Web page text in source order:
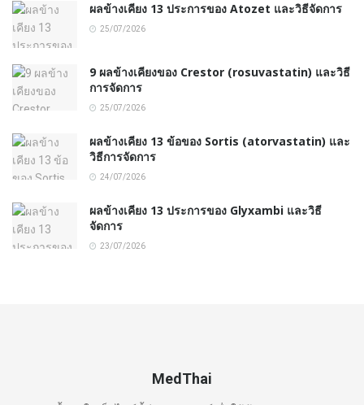
ผลข้างเคียง 13 ประการของ Atozet และวิธีจัดการ
25/07/2026
9 ผลข้างเคียงของ Crestor (rosuvastatin) และวิธี
การจัดการ
25/07/2026
ผลข้างเคียง 13 ข้อของ Sortis (atorvastatin) และ
วิธีการจัดการ
24/07/2026
ผลข้างเคียง 13 ประการของ Glyxambi และวิธี
จัดการ
23/07/2026
MedThai